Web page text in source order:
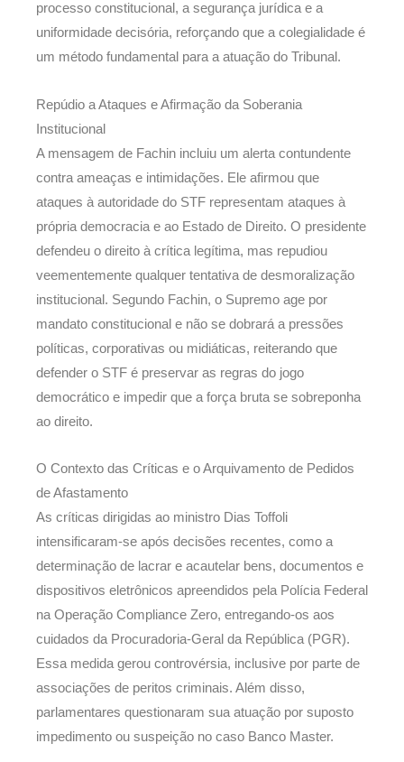
processo constitucional, a segurança jurídica e a
uniformidade decisória, reforçando que a colegialidade é
um método fundamental para a atuação do Tribunal.
Repúdio a Ataques e Afirmação da Soberania
Institucional
A mensagem de Fachin incluiu um alerta contundente
contra ameaças e intimidações. Ele afirmou que
ataques à autoridade do STF representam ataques à
própria democracia e ao Estado de Direito. O presidente
defendeu o direito à crítica legítima, mas repudiou
veementemente qualquer tentativa de desmoralização
institucional. Segundo Fachin, o Supremo age por
mandato constitucional e não se dobrará a pressões
políticas, corporativas ou midiáticas, reiterando que
defender o STF é preservar as regras do jogo
democrático e impedir que a força bruta se sobreponha
ao direito.
O Contexto das Críticas e o Arquivamento de Pedidos
de Afastamento
As críticas dirigidas ao ministro Dias Toffoli
intensificaram-se após decisões recentes, como a
determinação de lacrar e acautelar bens, documentos e
dispositivos eletrônicos apreendidos pela Polícia Federal
na Operação Compliance Zero, entregando-os aos
cuidados da Procuradoria-Geral da República (PGR).
Essa medida gerou controvérsia, inclusive por parte de
associações de peritos criminais. Além disso,
parlamentares questionaram sua atuação por suposto
impedimento ou suspeição no caso Banco Master.